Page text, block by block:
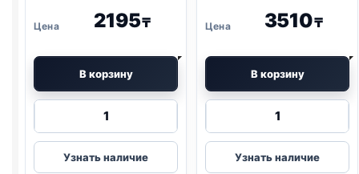
2195₸
В корзину
Количество
Trendline
сух.
Узнать наличие
3510₸
В корзину
Количество
Felix
сух.
Узнать наличие